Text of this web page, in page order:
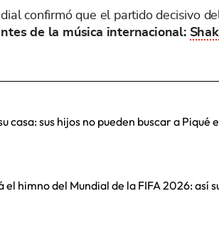
confirmó que el partido decisivo
de la música internacional:
casa: sus hijos no pueden buscar a Piqué
el himno del Mundial de la FIFA 2026: así